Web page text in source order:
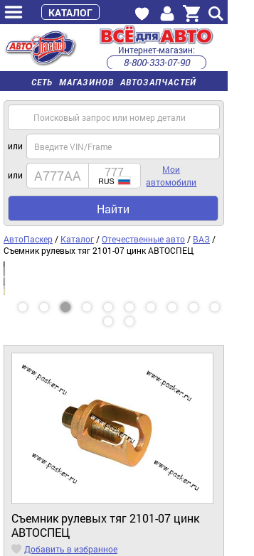
СЕТЬ МАГАЗИНОВ АВТОЗАПЧАСТЕЙ
Интернет-магазин:
8-800-333-07-90
часы работы с 9:00 до 22:00 (пн-пт)
или
или
Мои
автомобили
Найти
АвтоПаскер / Каталог /Отечественные авто / ВАЗ /
Съемник рулевых тяг 2101-07 цинк АВТОСПЕЦ
Съемник рулевых тяг 2101-07 цинк
АВТОСПЕЦ
Добавить в избранное
КАТАЛОГ